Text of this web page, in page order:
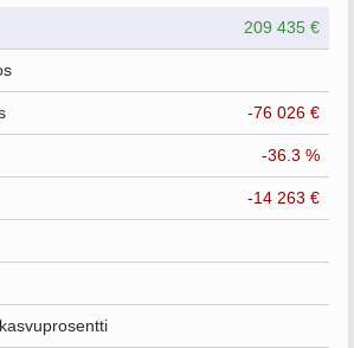
209 435 €
-76 026 €
-36.3 %
-14 263 €